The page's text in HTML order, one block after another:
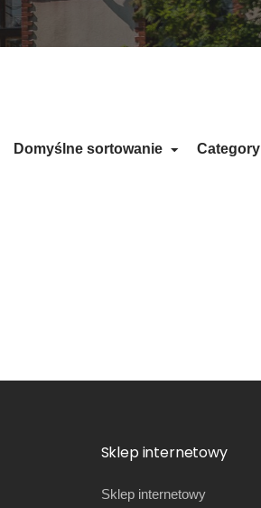
Domyślne sortowanie Category
Sklep internetowy
Sklep internetowy